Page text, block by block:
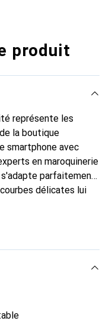
produit
représente les
la boutique
smartphone avec
en maroquinerie
s'adapte parfaitement
délicates lui
votre smartphone.
choix sûr pour une